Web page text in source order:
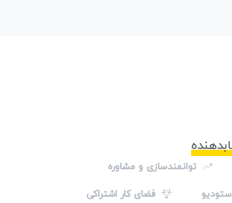
توانمندسازی و مشاوره
فضای کار اشتراکی